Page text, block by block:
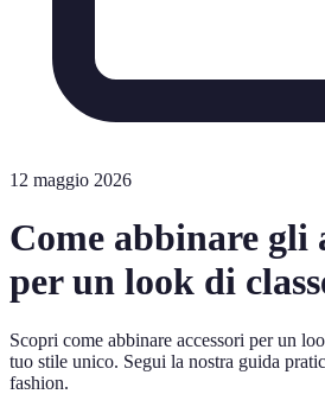
12 maggio 2026
Come abbinare gli
per un look di
Scopri come abbinare accessori per un
tuo stile unico. Segui la nostra guida
fashion.